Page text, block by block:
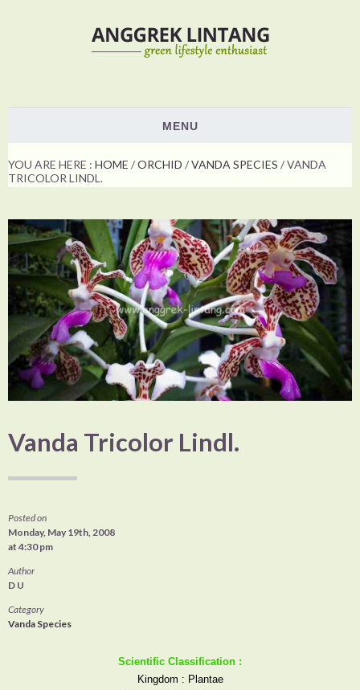
MENU
PLANTS
NON ORCHID
HOW TO
SHOW & EVENTS
VOTING
ABOUT US
YOU ARE HERE : HOME /ORCHID /VANDA SPECIES /VANDA
TRICOLOR LINDL.
Vanda Tricolor Lindl.
Posted on
Monday, May 19th, 2008
at 4:30 pm
Author
D U
Category
Vanda Species
Scientific Classification :
Kingdom : Plantae